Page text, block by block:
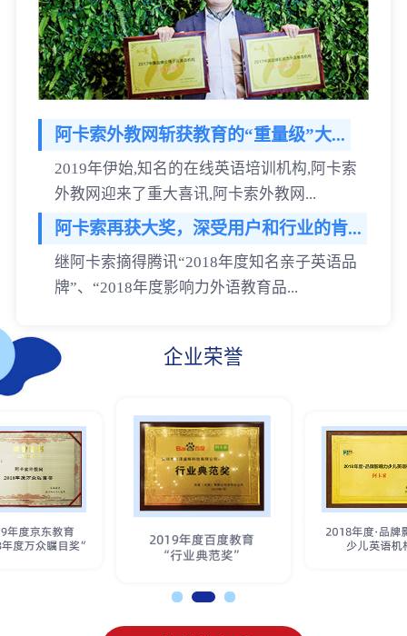
阿卡索外教网斩获教育的“重量级”大...
2019年伊始,知名的在线英语培训机构,阿卡索
外教网迎来了重大喜讯,阿卡索外教网...
阿卡索再获大奖，深受用户和行业的肯...
继阿卡索摘得腾讯“2018年度知名亲子英语品
牌”、“2018年度影响力外语教育品...
企业荣誉